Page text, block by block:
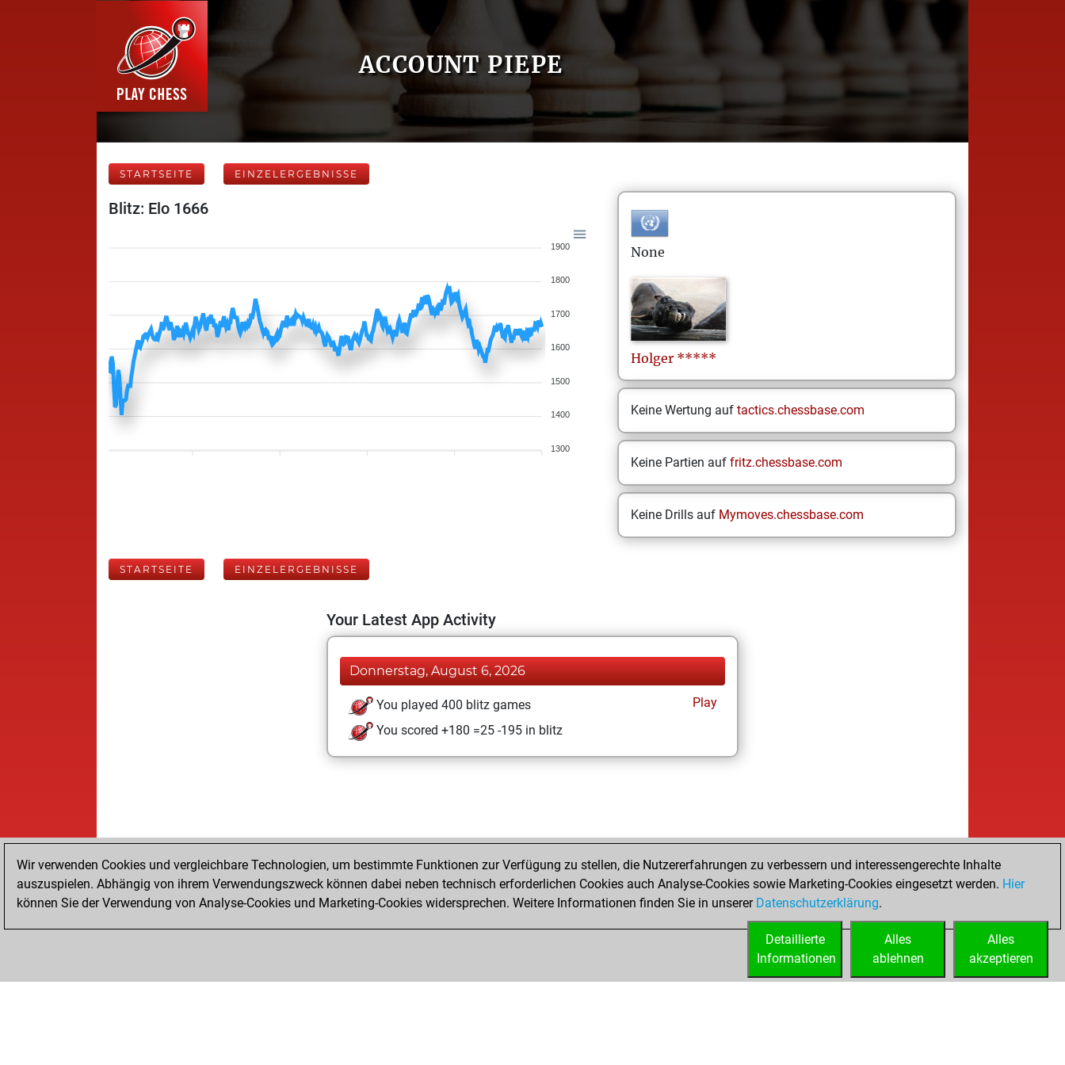
ACCOUNT PIEPE
STARTSEITE EINZELERGEBNISSE
Blitz: Elo 1666
1900
1800
1700
1600
1500
1400
1300
None
Holger *****
Keine Wertung auf tactics.chessbase.com
Keine Partien auf fritz.chessbase.com
Keine Drills auf Mymoves.chessbase.com
STARTSEITE EINZELERGEBNISSE
Your Latest App Activity
Donnerstag, August 6, 2026
You played 400 blitz games
Play
You scored +180 =25 -195 in blitz
Wir verwenden Cookies und vergleichbare Technologien, um bestimmte Funktionen zur Verfügung zu stellen, die Nutzererfahrungen zu verbessern und interessengerechte Inhalte
auszuspielen. Abhängig von ihrem Verwendungszweck können dabei neben technisch erforderlichen Cookies auch Analyse-Cookies sowie Marketing-Cookies eingesetzt werden. Hier
können Sie der Verwendung von Analyse-Cookies und Marketing-Cookies widersprechen. Weitere Informationen finden Sie in unserer Datenschutzerklärung.
Alles
akzeptieren
Alles
ablehnen
Detaillierte
Informationen